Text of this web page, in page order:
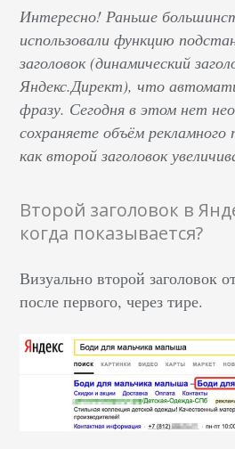
Интересно! Раньше
использовали функцию
заголовок (динамический
Яндекс.Директ), что
фразу. Сегодня в этом нет
сохраняете объём
как второй заголовок
Второй заголовок в
когда показывается?
Визуально второй заголовок
после первого, через тире.